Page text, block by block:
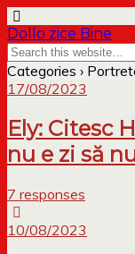
Dollo zice Bine
Categories ›
17/08/2023
Ely: Citesc
nu e zi să
7 responses
10/08/2023